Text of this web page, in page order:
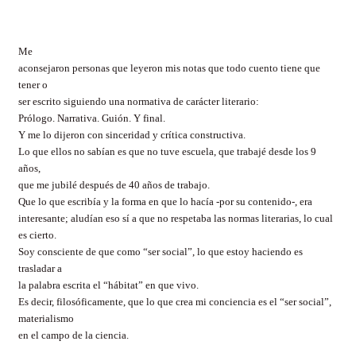
Me
aconsejaron personas que leyeron mis notas que todo cuento tiene que
tener o
ser escrito siguiendo una normativa de carácter literario:
Prólogo. Narrativa. Guión. Y final.
Y me lo dijeron con sinceridad y crítica constructiva.
Lo que ellos no sabían es que no tuve escuela, que trabajé desde los 9
años,
que me jubilé después de 40 años de trabajo.
Que lo que escribía y la forma en que lo hacía -por su contenido-, era
interesante; aludían eso sí a que no respetaba las normas literarias, lo cual
es cierto.
Soy consciente de que como “ser social”, lo que estoy haciendo es
trasladar a
la palabra escrita el “hábitat” en que vivo.
Es decir, filosóficamente, que lo que crea mi conciencia es el “ser social”,
materialismo
en el campo de la ciencia.